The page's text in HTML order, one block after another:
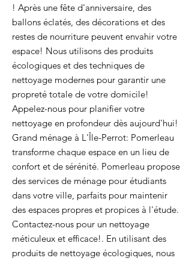
! Après une fête d'anniversaire, des
ballons éclatés, des décorations et des
restes de nourriture peuvent envahir votre
espace! Nous utilisons des produits
écologiques et des techniques de
nettoyage modernes pour garantir une
propreté totale de votre domicile!
Appelez-nous pour planifier votre
nettoyage en profondeur dès aujourd'hui!
Grand ménage à L'Île-Perrot: Pomerleau
transforme chaque espace en un lieu de
confort et de sérénité. Pomerleau propose
des services de ménage pour étudiants
dans votre ville, parfaits pour maintenir
des espaces propres et propices à l'étude.
Contactez-nous pour un nettoyage
méticuleux et efficace!. En utilisant des
produits de nettoyage écologiques, nous